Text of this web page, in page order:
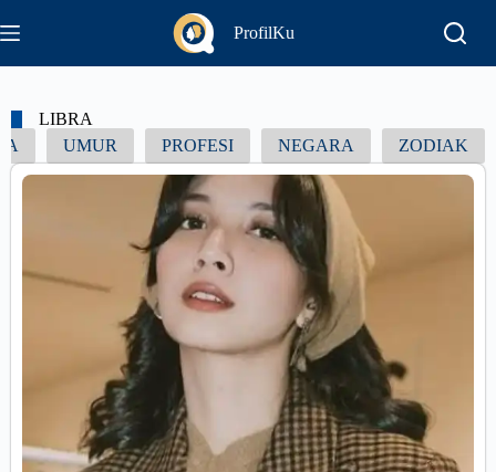
ProfilKu
LIBRA
UMUR PROFESI NEGARA ZODIAK